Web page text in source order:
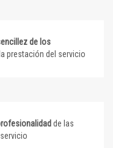
de los
prestación del servicio
de las